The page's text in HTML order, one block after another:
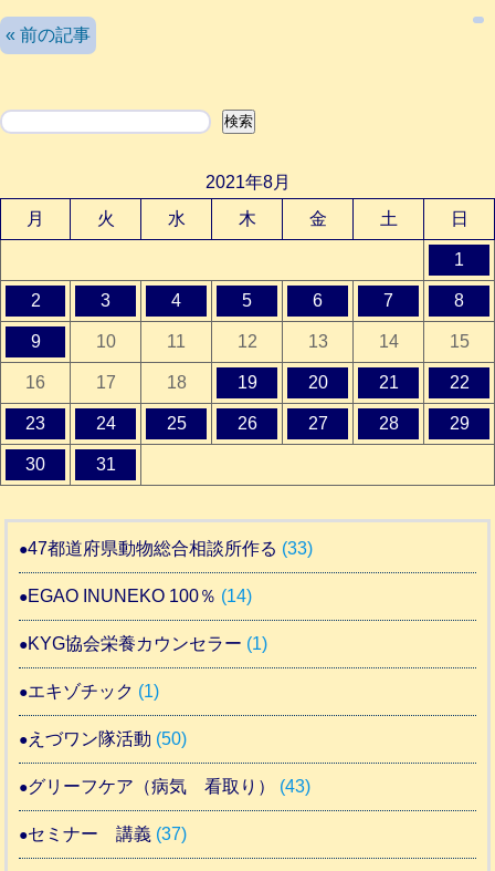
« 前の記事
検索
2021年8月
月
火 水 木 金 土 日
1
2 3 4 5 6 7 8
9 10 11 12 13 14 15
16 17 18 19 20 21 22
23 24 25 26 27 28 29
30 31
47都道府県動物総合相談所作る (33)
EGAO INUNEKO 100％ (14)
KYG協会栄養カウンセラー (1)
エキゾチック (1)
えづワン隊活動 (50)
グリーフケア（病気 看取り） (43)
セミナー 講義 (37)